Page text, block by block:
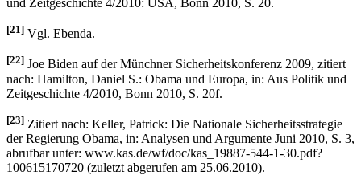
und Zeitgeschichte 4/2010: USA, Bonn 2010, S. 20.
[21] Vgl. Ebenda.
[22] Joe Biden auf der Münchner Sicherheitskonferenz 2009, zitiert
nach: Hamilton, Daniel S.: Obama und Europa, in: Aus Politik und
Zeitgeschichte 4/2010, Bonn 2010, S. 20f.
[23] Zitiert nach: Keller, Patrick: Die Nationale Sicherheitsstrategie
der Regierung Obama, in: Analysen und Argumente Juni 2010, S. 3,
abrufbar unter: www.kas.de/wf/doc/kas_19887-544-1-30.pdf?
100615170720 (zuletzt abgerufen am 25.06.2010).